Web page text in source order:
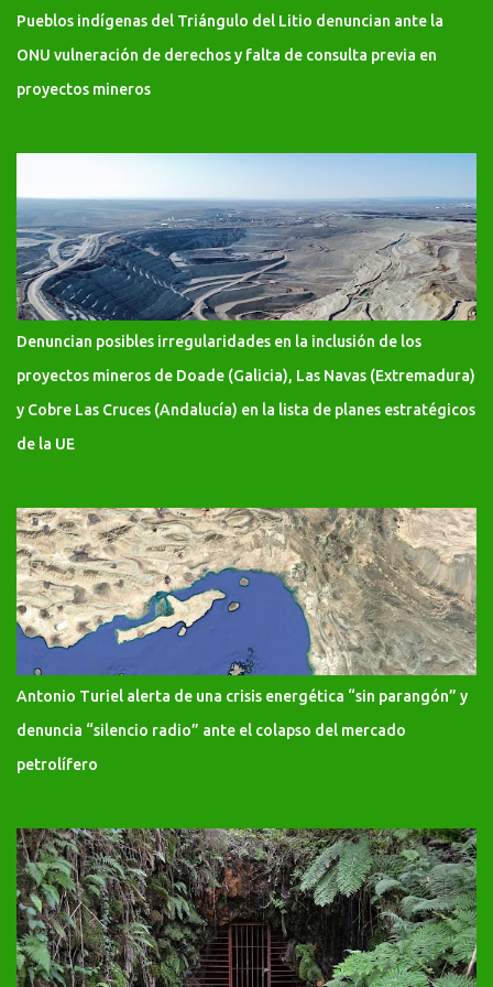
Pueblos indígenas del Triángulo del Litio denuncian ante la
ONU vulneración de derechos y falta de consulta previa en
proyectos mineros
Denuncian posibles irregularidades en la inclusión de los
proyectos mineros de Doade (Galicia), Las Navas (Extremadura)
y Cobre Las Cruces (Andalucía) en la lista de planes estratégicos
de la UE
Antonio Turiel alerta de una crisis energética “sin parangón” y
denuncia “silencio radio” ante el colapso del mercado
petrolífero